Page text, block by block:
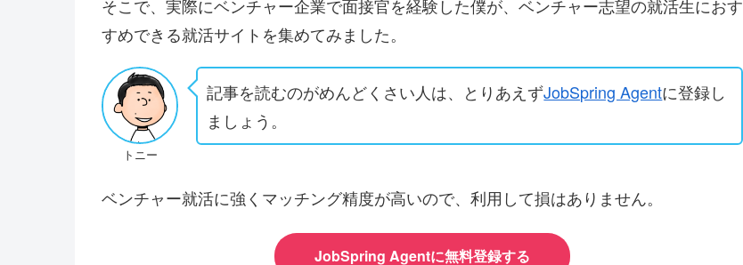
そこで、実際にベンチャー企業で面接官を経験した僕が、ベンチャー志望の就活生におす
すめできる就活サイトを集めてみました。
トニー
記事を読むのがめんどくさい人は、とりあえずJobSpring Agentに登録し
ましょう。
ベンチャー就活に強くマッチング精度が高いので、利用して損はありません。
JobSpring Agentに無料登録する